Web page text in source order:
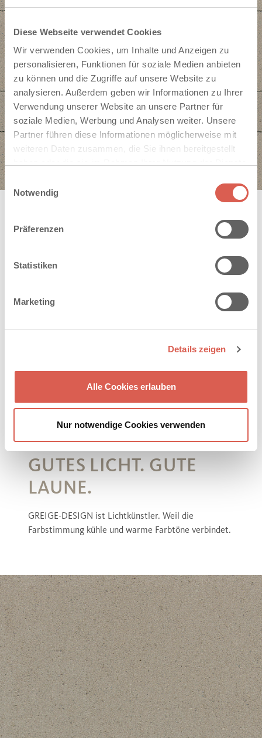
Diese Webseite verwendet Cookies
Wir verwenden Cookies, um Inhalte und Anzeigen zu
personalisieren, Funktionen für soziale Medien anbieten
zu können und die Zugriffe auf unsere Website zu
analysieren. Außerdem geben wir Informationen zu Ihrer
Verwendung unserer Website an unsere Partner für
soziale Medien, Werbung und Analysen weiter. Unsere
Partner führen diese Informationen möglicherweise mit
weiteren Daten zusammen, die Sie ihnen bereitgestellt
Cookies, wenn Sie unsere Webseite weiterhin nutzen.
Einwilligungsauswahl
Notwendig
Präferenzen
Statistiken
Marketing
Details zeigen
Alle Cookies erlauben
Nur notwendige Cookies verwenden
INSPIRATIONEN
GUTES LICHT. GUTE
LAUNE.
GREIGE-DESIGN ist Lichtkünstler. Weil die
Farbstimmung kühle und warme Farbtöne verbindet.